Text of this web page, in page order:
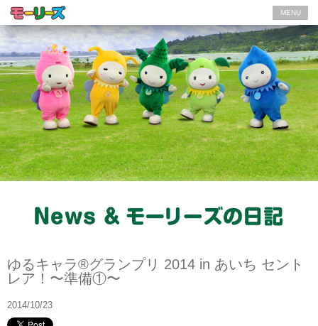
MENU
ゆるキャラ®グランプリ 2014 in あいち セント
レア！〜準備①〜
2014/10/23